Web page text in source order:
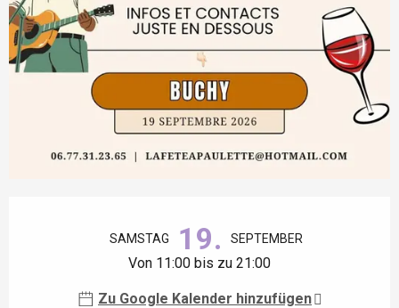
SAMSTAG 19. SEPTEMBER
Von 11:00 bis zu 21:00
Zu Google Kalender hinzufügen